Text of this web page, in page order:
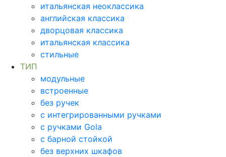
итальянская неоклассика
английская классика
дворцовая классика
итальянская классика
стильные
ТИП
модульные
встроенные
без ручек
с интегрированными ручками
с ручками Gola
с барной стойкой
без верхних шкафов